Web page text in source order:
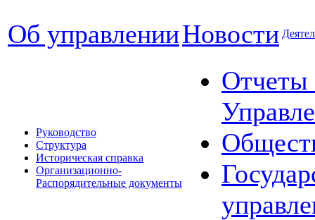
Об управленииНовости
Руководство
Структура
Историческая справка
Организационно-
Распорядительные документы
Отчеты